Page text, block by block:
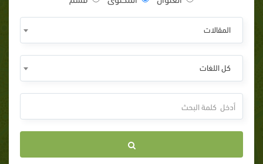
المقالات
كل اللغات